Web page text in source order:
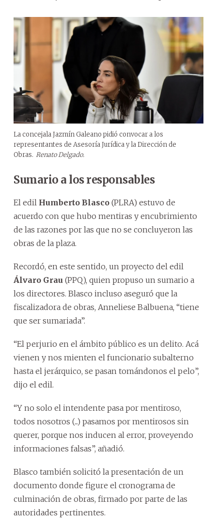
La concejala Jazmín Galeano pidió convocar a los
representantes de Asesoría Jurídica y la Dirección de
Obras. Renato Delgado.
Sumario a los responsables
El edil Humberto Blasco (PLRA) estuvo de
acuerdo con que hubo mentiras y encubrimiento
de las razones por las que no se concluyeron las
obras de la plaza.
Recordó, en este sentido, un proyecto del edil
Álvaro Grau (PPQ), quien propuso un sumario a
los directores. Blasco incluso aseguró que la
fiscalizadora de obras, Anneliese Balbuena, “tiene
que ser sumariada”.
“El perjurio en el ámbito público es un delito. Acá
vienen y nos mienten el funcionario subalterno
hasta el jerárquico, se pasan tomándonos el pelo”,
dijo el edil.
“Y no solo el intendente pasa por mentiroso,
todos nosotros (...) pasamos por mentirosos sin
querer, porque nos inducen al error, proveyendo
informaciones falsas”, añadió.
Blasco también solicitó la presentación de un
documento donde figure el cronograma de
culminación de obras, firmado por parte de las
autoridades pertinentes.